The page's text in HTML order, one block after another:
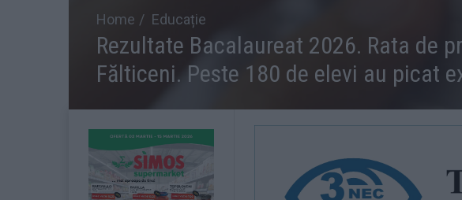
Home Educație
Rezultate Bacalaureat 2026. Rata de
Fălticeni. Peste 180 de elevi au picat